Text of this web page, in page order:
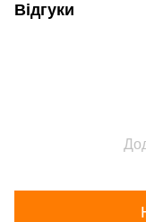
Відгуки